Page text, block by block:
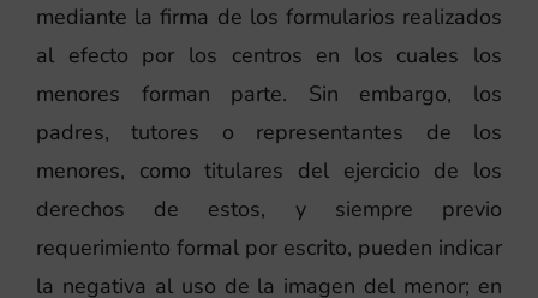
mediante la firma de los formularios realizados
al efecto por los centros en los cuales los
menores forman parte. Sin embargo, los
padres, tutores o representantes de los
menores, como titulares del ejercicio de los
derechos de estos, y siempre previo
requerimiento formal por escrito, pueden indicar
la negativa al uso de la imagen del menor; en